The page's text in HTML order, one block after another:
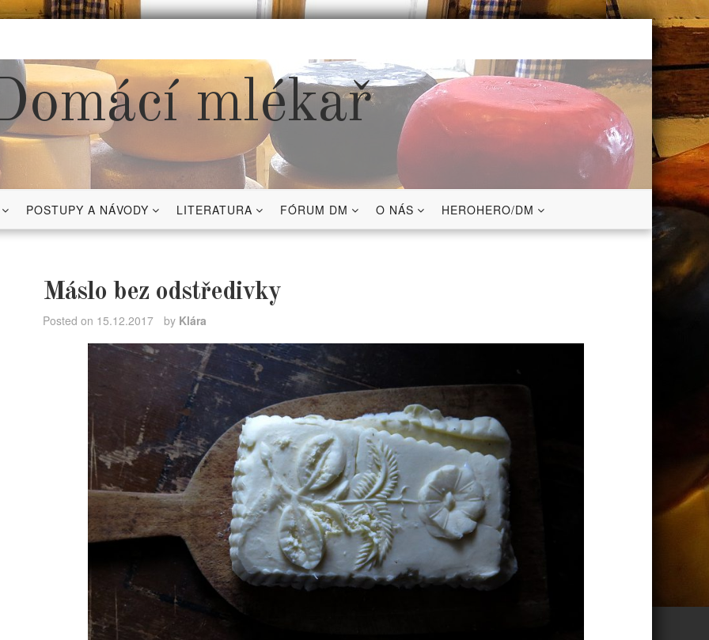
mlékař
POSTUPY A NÁVODY LITERATURA FÓRUM DM O NÁS HEROHERO/DM
Máslo bez odstředivky
Posted on 15.12.2017 by Klára